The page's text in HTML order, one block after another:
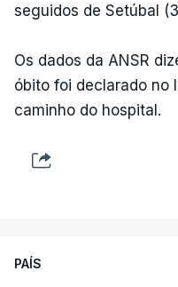
seguidos de Setúbal
Os dados da ANSR
óbito foi declarado no
caminho do hospital.
PAÍS